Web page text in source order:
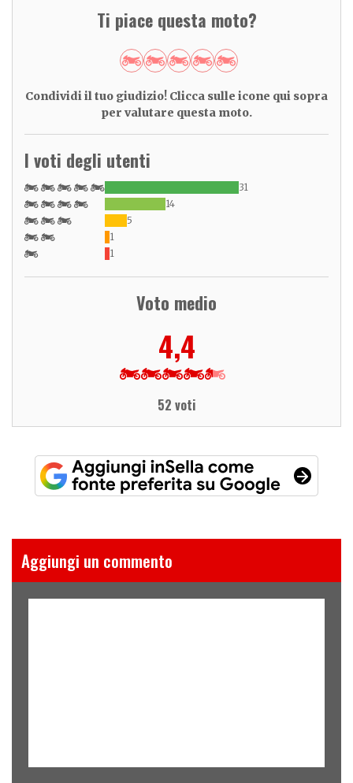
Ti piace questa moto?
Condividi il tuo giudizio! Clicca sulle icone qui sopra
per valutare questa moto.
I voti degli utenti
31
14
5
1
1
Voto medio
4,4
52 voti
Aggiungi un commento